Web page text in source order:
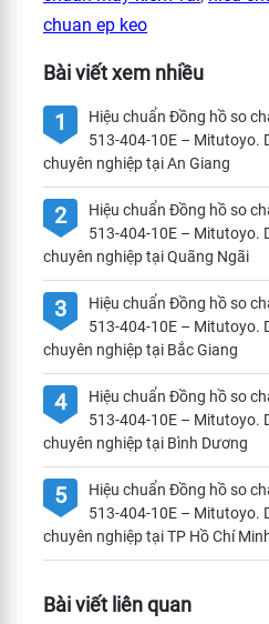
chuan ep keo
Bài viết xem nhiều
1
Hiệu chuẩn Đồng hồ so
513-404-10E – Mitutoyo.
chuyên nghiệp tại An Giang
2
Hiệu chuẩn Đồng hồ so
513-404-10E – Mitutoyo.
chuyên nghiệp tại Quãng Ngãi
3
Hiệu chuẩn Đồng hồ so
513-404-10E – Mitutoyo.
chuyên nghiệp tại Bắc Giang
4
Hiệu chuẩn Đồng hồ so
513-404-10E – Mitutoyo.
chuyên nghiệp tại Bình Dương
5
Hiệu chuẩn Đồng hồ so
513-404-10E – Mitutoyo.
chuyên nghiệp tại TP Hồ Chí
Bài viết liên quan